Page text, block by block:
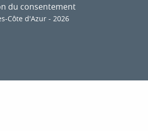
Côte d'Azur - 2026
du consentement